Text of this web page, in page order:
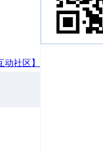
动社区】